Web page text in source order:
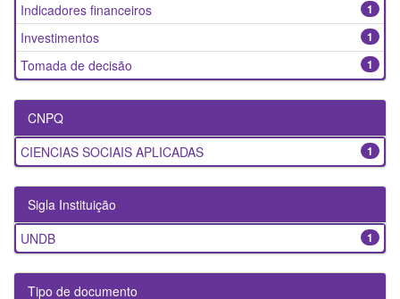
1
Indicadores financeiros
1
Investimentos
1
Tomada de decisão
CNPQ
1
CIENCIAS SOCIAIS APLICADAS
Sigla Instituição
1
UNDB
Tipo de documento